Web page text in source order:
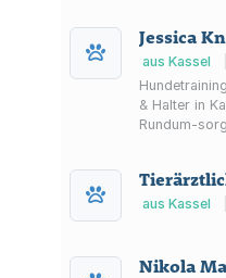
im Umkreis
aus Kassel
& Halter in
Rundum-
aus Kassel
Nikola